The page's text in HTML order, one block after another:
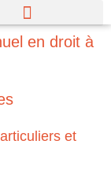
en droit à
et